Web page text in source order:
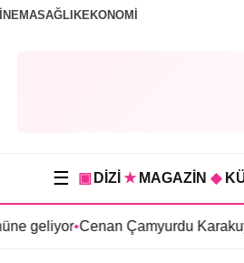
SAĞLIKEKONOMİ
☰ ▣ DİZİ ★ MAGAZİN ◆
• Cenan Çamyurdu Karakuyu